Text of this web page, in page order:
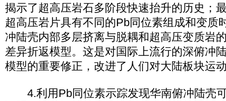
揭示了超高压岩石多阶段快速抬升的历史；
超高压岩片具有不同的Pb同位素组成和变质
冲陆壳内部多层挤离与脱耦和超高压变质岩
差异折返模型。这是对国际上流行的深俯冲
模型的重要修正，改进了人们对大陆板块运
4.利用Pb同位素示踪发现华南俯冲陆壳